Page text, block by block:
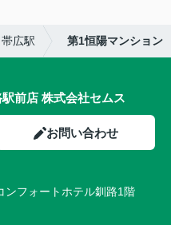
帯広駅 第1恒陽マンション
前店 株式会社セムス
お問い合わせ
ンフォートホテル釧路1階